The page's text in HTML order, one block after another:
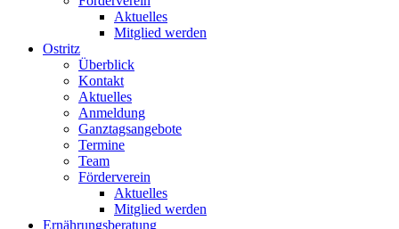
Aktuelles
Mitglied werden
Ostritz
Überblick
Kontakt
Aktuelles
Anmeldung
Ganztagsangebote
Termine
Team
Förderverein
Aktuelles
Mitglied werden
Ernährungsberatung